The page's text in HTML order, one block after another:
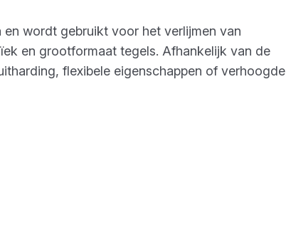
wordt gebruikt voor het verlijmen van
en grootformaat tegels. Afhankelijk van de
flexibele eigenschappen of verhoogde